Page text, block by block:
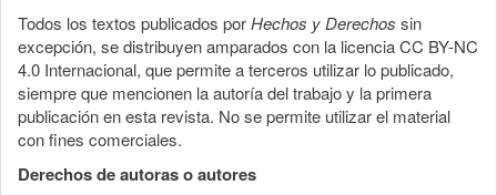
Todos los textos publicados porHechos y Derechos sin
excepción, se distribuyen amparados con la licencia CC BY-NC
4.0 Internacional, que permite a terceros utilizar lo publicado,
siempre que mencionen la autoría del trabajo y la primera
publicación en esta revista. No se permite utilizar el material
con fines comerciales.
Derechos de autoras o autores